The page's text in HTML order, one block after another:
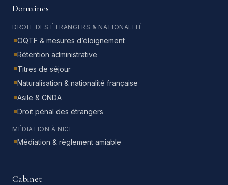
Domaines
DROIT DES ÉTRANGERS & NATIONALITÉ
OQTF & mesures d’éloignement
Rétention administrative
Titres de séjour
Naturalisation & nationalité française
Asile & CNDA
Droit pénal des étrangers
MÉDIATION À NICE
Médiation & règlement amiable
Cabinet